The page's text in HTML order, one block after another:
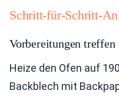
Schritt-für-Schritt-
Vorbereitungen treffen
Heize den Ofen auf
Backblech mit